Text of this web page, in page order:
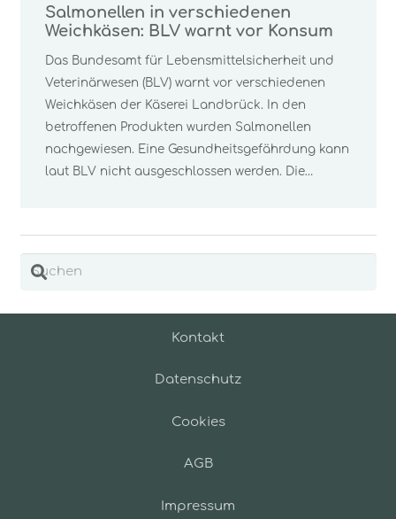
Salmonellen in verschiedenen
Weichkäsen: BLV warnt vor Konsum
Das Bundesamt für Lebensmittelsicherheit und
Veterinärwesen (BLV) warnt vor verschiedenen
Weichkäsen der Käserei Landbrück. In den
betroffenen Produkten wurden Salmonellen
nachgewiesen. Eine Gesundheitsgefährdung kann
laut BLV nicht ausgeschlossen werden. Die…
Kontakt
Datenschutz
Cookies
AGB
Impressum